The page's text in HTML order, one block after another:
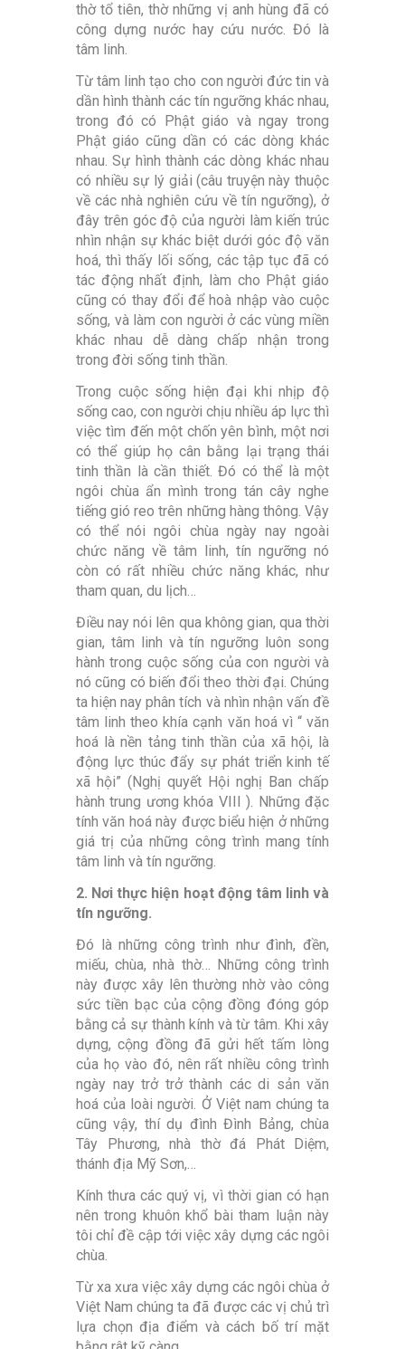
thờ tổ tiên, thờ những vị anh hùng đã có
công dựng nước hay cứu nước. Đó là
tâm linh.
Từ tâm linh tạo cho con người đức tin và
dần hình thành các tín ngưỡng khác nhau,
trong đó có Phật giáo và ngay trong
Phật giáo cũng dần có các dòng khác
nhau. Sự hình thành các dòng khác nhau
có nhiều sự lý giải (câu truyện này thuộc
về các nhà nghiên cứu về tín ngưỡng), ở
đây trên góc độ của người làm kiến trúc
nhìn nhận sự khác biệt dưới góc độ văn
hoá, thì thấy lối sống, các tập tục đã có
tác động nhất định, làm cho Phật giáo
cũng có thay đổi để hoà nhập vào cuộc
sống, và làm con người ở các vùng miền
khác nhau dễ dàng chấp nhận trong
trong đời sống tinh thần.
Trong cuộc sống hiện đại khi nhịp độ
sống cao, con người chịu nhiều áp lực thì
việc tìm đến một chốn yên bình, một nơi
có thể giúp họ cân bằng lại trạng thái
tinh thần là cần thiết. Đó có thể là một
ngôi chùa ẩn mình trong tán cây nghe
tiếng gió reo trên những hàng thông. Vậy
có thể nói ngôi chùa ngày nay ngoài
chức năng về tâm linh, tín ngưỡng nó
còn có rất nhiều chức năng khác, như
tham quan, du lịch…
Điều nay nói lên qua không gian, qua thời
gian, tâm linh và tín ngưỡng luôn song
hành trong cuộc sống của con người và
nó cũng có biến đổi theo thời đại. Chúng
ta hiện nay phân tích và nhìn nhận vấn đề
tâm linh theo khía cạnh văn hoá vì “ văn
hoá là nền tảng tinh thần của xã hội, là
động lực thúc đẩy sự phát triển kinh tế
xã hội” (Nghị quyết Hội nghị Ban chấp
hành trung ương khóa VIII ). Những đặc
tính văn hoá này được biểu hiện ở những
giá trị của những công trình mang tính
tâm linh và tín ngưỡng.
2. Nơi thực hiện hoạt động tâm linh và
tín ngưỡng.
Đó là những công trình như đình, đền,
miếu, chùa, nhà thờ… Những công trình
này được xây lên thường nhờ vào công
sức tiền bạc của cộng đồng đóng góp
bằng cả sự thành kính và từ tâm. Khi xây
dựng, cộng đồng đã gửi hết tấm lòng
của họ vào đó, nên rất nhiều công trình
ngày nay trở trở thành các di sản văn
hoá của loài người. Ở Việt nam chúng ta
cũng vậy, thí dụ đình Đình Bảng, chùa
Tây Phương, nhà thờ đá Phát Diệm,
thánh địa Mỹ Sơn,…
Kính thưa các quý vị, vì thời gian có hạn
nên trong khuôn khổ bài tham luận này
tôi chỉ đề cập tới việc xây dựng các ngôi
chùa.
Từ xa xưa việc xây dựng các ngôi chùa ở
Việt Nam chúng ta đã được các vị chủ trì
lựa chọn địa điểm và cách bố trí mặt